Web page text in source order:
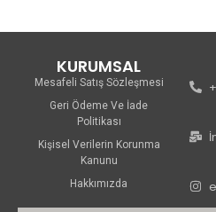
KURUMSAL
Mesafeli Satış Sözleşmesi
Geri Ödeme Ve İade
Politikası
Kişisel Verilerin Korunma
Kanunu
Hakkımızda